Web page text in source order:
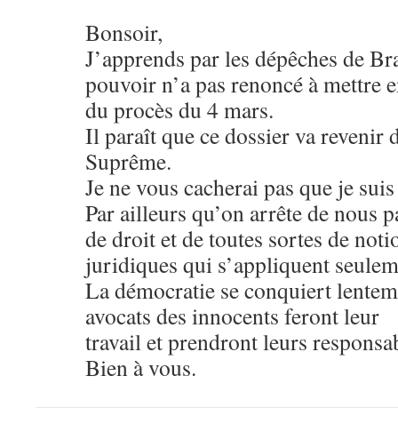
Bonsoir,
J’apprends par les dépêches de
pouvoir n’a pas renoncé à mettre
du procès du 4 mars.
Il paraît que ce dossier va revenir
Suprême.
Je ne vous cacherai pas que je
Par ailleurs qu’on arrête de nous
de droit et de toutes sortes de
juridiques qui s’appliquent
La démocratie se conquiert
avocats des innocents feront leur
travail et prendront leurs
Bien à vous.